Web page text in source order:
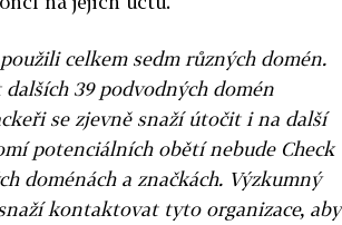
celkem sedm různých domén.
39 podvodných domén
se zjevně snaží útočit i na další
potenciálních obětí nebude Check
doménách a značkách. Výzkumný
kontaktovat tyto organizace, aby